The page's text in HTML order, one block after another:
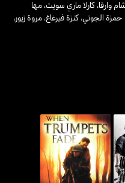
وارقا،كارلا ماري سويت،مها
حمزة الجوتي،كنزة فيرغاغ،مروة زيور،
وين ترومبيتس فيد